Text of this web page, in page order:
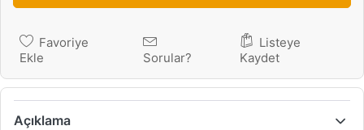
Favoriye
Ekle
Sorular?
Listeye
Kaydet
Açıklama